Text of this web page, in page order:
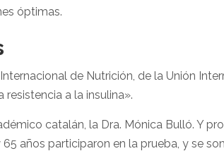
óptimas.
de Nutrición, de la Unión
a la insulina».
catalán, la Dra. Mónica Bulló. Y
años participaron en la prueba, y se